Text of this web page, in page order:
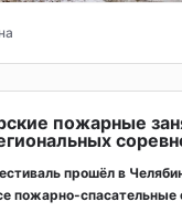
пожарные
прошёл в
пожарно-спасательные